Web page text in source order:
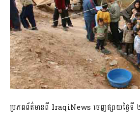
ប្រភពព័ត៌មានពី IraqiNews ចេញផ្សាយថ្ងៃទី ២